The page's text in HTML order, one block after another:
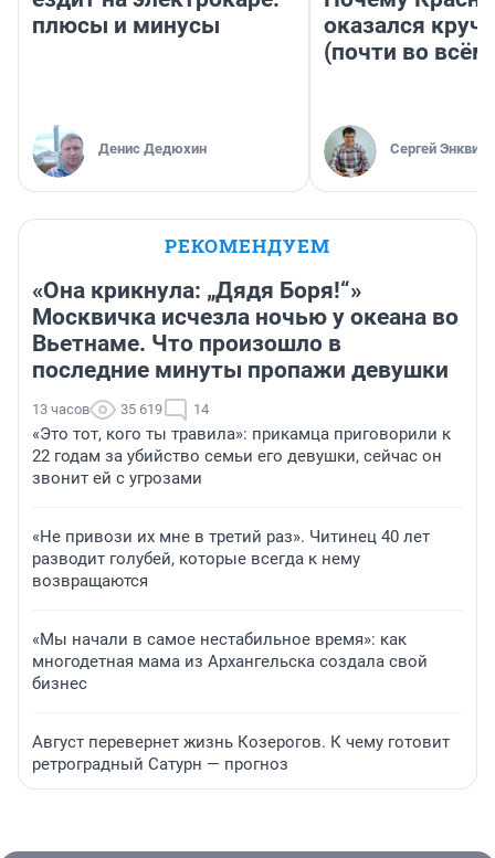
плюсы и минусы
Денис Дедюхин
оказался
(почти во
Сергей Энквист
РЕКОМЕНДУЕМ
«Она крикнула: „Дядя Боря!“»
Москвичка исчезла ночью у океана во
Вьетнаме. Что произошло в
последние минуты пропажи девушки
13 часов 35 619 14
«Это тот, кого ты травила»: прикамца приговорили к
22 годам за убийство семьи его девушки, сейчас он
звонит ей с угрозами
«Не привози их мне в третий раз». Читинец 40 лет
разводит голубей, которые всегда к нему
возвращаются
«Мы начали в самое нестабильное время»: как
многодетная мама из Архангельска создала свой
бизнес
Август перевернет жизнь Козерогов. К чему готовит
ретроградный Сатурн — прогноз